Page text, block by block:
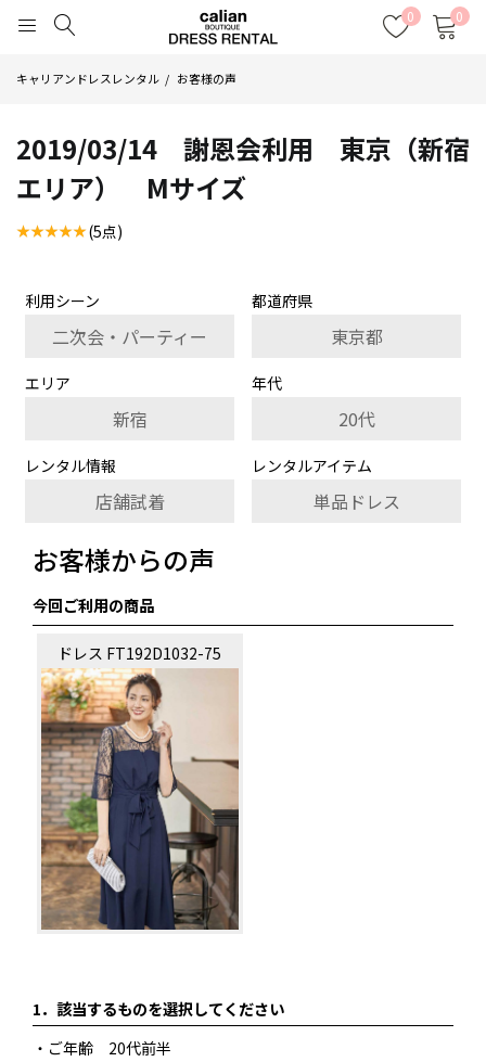
0 0
キャリアンドレスレンタル お客様の声
2019/03/14 謝恩会利用 東京（新宿
エリア） Mサイズ
(5点)
利用シーン
二次会・パーティー
都道府県
東京都
エリア
新宿
年代
20代
レンタル情報
店舗試着
レンタルアイテム
単品ドレス
お客様からの声
今回ご利用の商品
ドレス FT192D1032-75
1． 該当するものを選択してください
・ご年齢 20代前半